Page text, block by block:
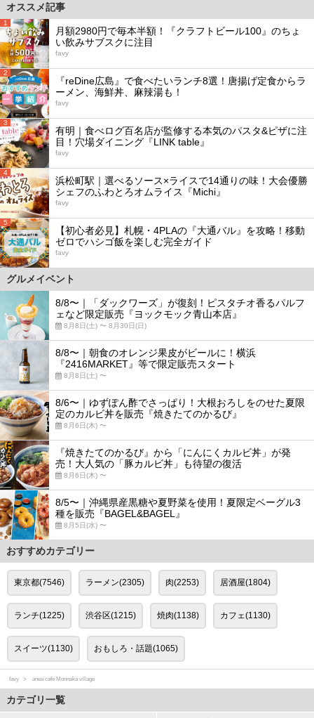
オススメ記事
1
月額2980円で毎本半額！『クラフトビール100』のちょ
い飲みサブスクに注目
favy
2
『reDine広島』で食べたいランチ8選！唐揚げ定食からラ
ーメン、海鮮丼、麻辣湯も！
favy
3
有明｜食べログ百名店が監修する本気のパスタ&ピザに注
目！穴場ダイニング『LINK table』
favy
4
浜松町駅｜選べるソース×ライスで14通りの味！大会優勝
シェフのふわとろオムライス『Michi』
favy
5
【初心者必見】札幌・4PLAの『大通バル』を攻略！移動
ゼロでハシゴ飯を楽しむ完全ガイド
favy
グルメイベント
8/8〜｜「ダックワーズ」が復刻！ピスタチオ香るパルフ
ェなど限定販売『ヨックモック青山本店』
8月8日(土) 〜 8月30日(日)
8/8〜｜朝食のオレンジ果皮がビールに！横浜
『2416MARKET』等で限定販売スタート
8月8日(土) 〜
8/6〜｜ゆずぽん酢でさっぱり！大根おろしをのせた夏限
定のカルビ丼を販売『焼きたてのかるび』
8月6日(木) 〜
『焼きたてのかるび』から「にんにくカルビ丼」が発
売！大人気の「豚カルビ丼」も待望の復活
8月6日(木) 〜
8/5〜｜沖縄県産黒糖や夏野菜を使用！夏限定ベーグル3
種を販売『BAGEL&BAGEL』
8月5日(水) 〜
おすすめカテゴリー
東京都(7546) ラーメン(2305) 肉(2253) 居酒屋(1804)
ランチ(1225) 渋谷区(1215) 焼肉(1138) カフェ(1130)
スイーツ(1130) おもしろ・話題(1065)
favy anea cafe Monnaka village
カテゴリ一覧